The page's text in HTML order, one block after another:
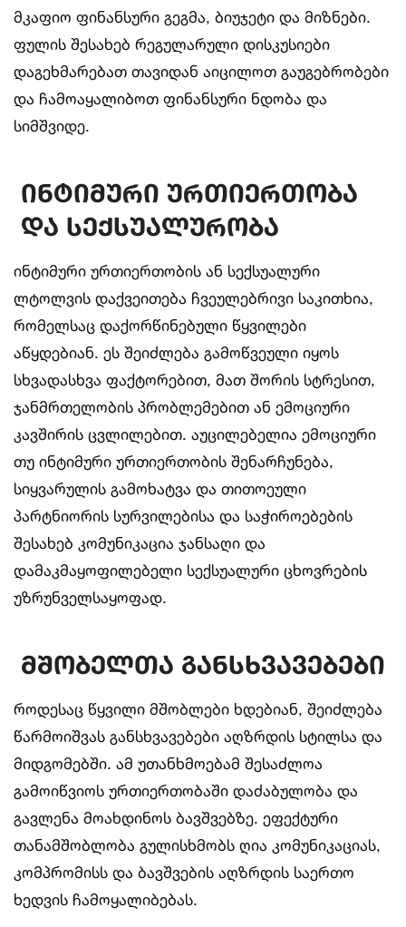
მკაფიო ფინანსური გეგმა, ბიუჯეტი და მიზნები.
ფულის შესახებ რეგულარული დისკუსიები
დაგეხმარებათ თავიდან აიცილოთ გაუგებრობები
და ჩამოაყალიბოთ ფინანსური ნდობა და
სიმშვიდე.
ინტიმური ურთიერთობა
და სექსუალურობა
ინტიმური ურთიერთობის ან სექსუალური
ლტოლვის დაქვეითება ჩვეულებრივი საკითხია,
რომელსაც დაქორწინებული წყვილები
აწყდებიან. ეს შეიძლება გამოწვეული იყოს
სხვადასხვა ფაქტორებით, მათ შორის სტრესით,
ჯანმრთელობის პრობლემებით ან ემოციური
კავშირის ცვლილებით. აუცილებელია ემოციური
თუ ინტიმური ურთიერთობის შენარჩუნება,
სიყვარულის გამოხატვა და თითოეული
პარტნიორის სურვილებისა და საჭიროებების
შესახებ კომუნიკაცია ჯანსაღი და
დამაკმაყოფილებელი სექსუალური ცხოვრების
უზრუნველსაყოფად.
მშობელთა განსხვავებები
როდესაც წყვილი მშობლები ხდებიან, შეიძლება
წარმოიშვას განსხვავებები აღზრდის სტილსა და
მიდგომებში. ამ უთანხმოებამ შესაძლოა
გამოიწვიოს ურთიერთობაში დაძაბულობა და
გავლენა მოახდინოს ბავშვებზე. ეფექტური
თანამშობლობა გულისხმობს ღია კომუნიკაციას,
კომპრომისს და ბავშვების აღზრდის საერთო
ხედვის ჩამოყალიბებას.